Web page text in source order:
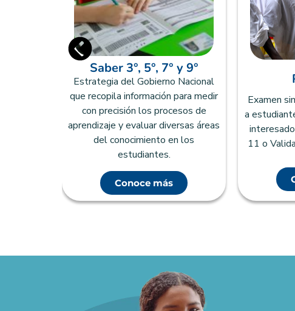
Saber 3°, 5°, 7° y 9°
Estrategia del Gobierno Nacional
que recopila información para medir
con precisión los procesos de
aprendizaje y evaluar diversas áreas
del conocimiento en los
estudiantes.
Conoce más
Examen
a
11 o